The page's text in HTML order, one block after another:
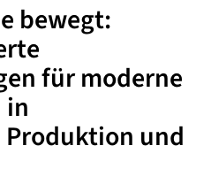
bewegt:
für moderne
in
Produktion und